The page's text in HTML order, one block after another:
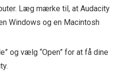
Læg mærke til, at Audacity
Windows og en Macintosh
og vælg “Open” for at få dine